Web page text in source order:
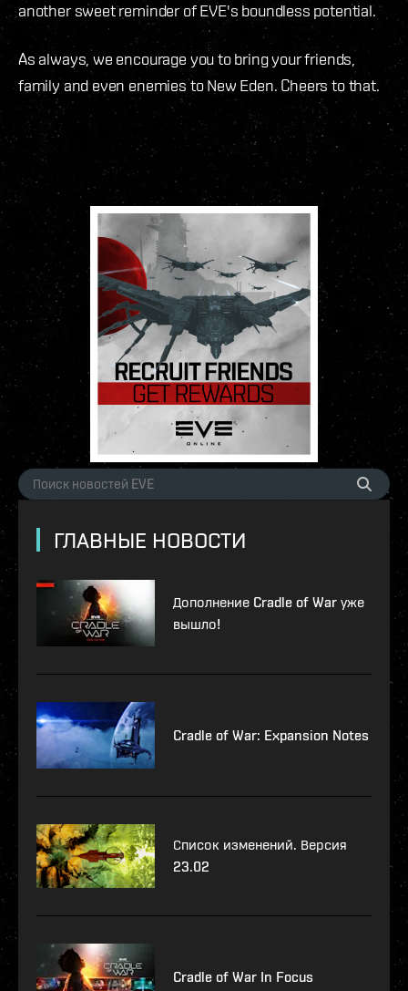
another sweet reminder of EVE's boundless potential.
As always, we encourage you to bring your friends,
family and even enemies to New Eden. Cheers to that.
ГЛАВНЫЕ НОВОСТИ
Дополнение Cradle of War уже
вышло!
Cradle of War: Expansion Notes
Список изменений. Версия
23.02
Cradle of War In Focus